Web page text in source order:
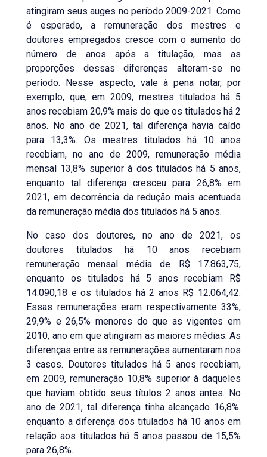
atingiram seus auges no período 2009-2021. Como
é esperado, a remuneração dos mestres e
doutores empregados cresce com o aumento do
número de anos após a titulação, mas as
proporções dessas diferenças alteram-se no
período. Nesse aspecto, vale à pena notar, por
exemplo, que, em 2009, mestres titulados há 5
anos recebiam 20,9% mais do que os titulados há 2
anos. No ano de 2021, tal diferença havia caído
para 13,3%. Os mestres titulados há 10 anos
recebiam, no ano de 2009, remuneração média
mensal 13,8% superior à dos titulados há 5 anos,
enquanto tal diferença cresceu para 26,8% em
2021, em decorrência da redução mais acentuada
da remuneração média dos titulados há 5 anos.
No caso dos doutores, no ano de 2021, os
doutores titulados há 10 anos recebiam
remuneração mensal média de R$ 17.863,75,
enquanto os titulados há 5 anos recebiam R$
14.090,18 e os titulados há 2 anos R$ 12.064,42.
Essas remunerações eram respectivamente 33%,
29,9% e 26,5% menores do que as vigentes em
2010, ano em que atingiram as maiores médias. As
diferenças entre as remunerações aumentaram nos
3 casos. Doutores titulados há 5 anos recebiam,
em 2009, remuneração 10,8% superior à daqueles
que haviam obtido seus títulos 2 anos antes. No
ano de 2021, tal diferença tinha alcançado 16,8%.
enquanto a diferença dos titulados há 10 anos em
relação aos titulados há 5 anos passou de 15,5%
para 26,8%.